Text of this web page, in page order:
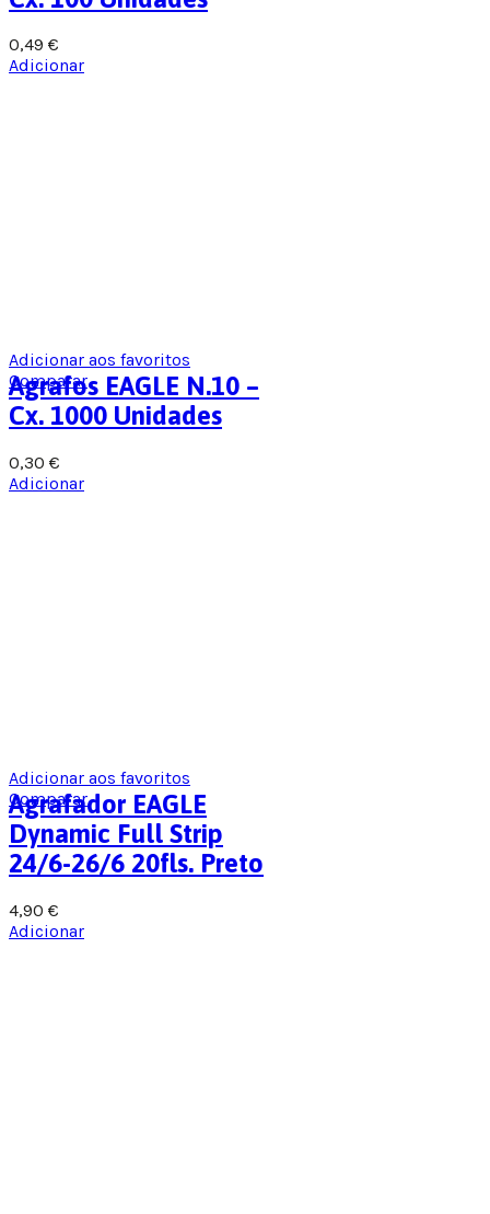
0,49 €
Adicionar
Adicionar aos favoritos
Comparar
Agrafos EAGLE N.10 –
Cx. 1000 Unidades
0,30 €
Adicionar
Adicionar aos favoritos
Comparar
Agrafador EAGLE
Dynamic Full Strip
24/6-26/6 20fls. Preto
4,90 €
Adicionar